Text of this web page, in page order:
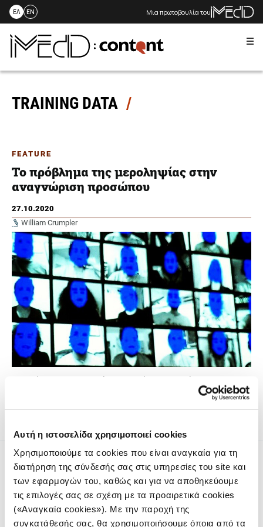
Αυτή η ιστοσελίδα χρησιμοποιεί cookies
Χρησιμοποιούμε τα cookies που είναι αναγκαία για τη
διατήρηση της σύνδεσής σας στις υπηρεσίες του site και
των εφαρμογών του, καθώς και για να αποθηκεύουμε
τις επιλογές σας σε σχέση με τα προαιρετικά cookies
(«Αναγκαία cookies»). Με την παροχή της
συγκατάθεσής σας, θα χρησιμοποιήσουμε όποια από τα
Skip
content
ΕΛ EN Μια πρωτοβουλία του
TRAINING DATA
FEATURE
Το πρόβλημα της μεροληψίας στην
αναγνώριση προσώπου
27.10.2020
William Crumpler
Η ευρύτητα των δεδομένων εκπαίδευσης, οι έλεγχοι
ποιότητας και η διακυβέρνηση της τεχνολογίας
Το iMEdD είναι ένας μη κερδοσκοπικός δημοσιογραφικός